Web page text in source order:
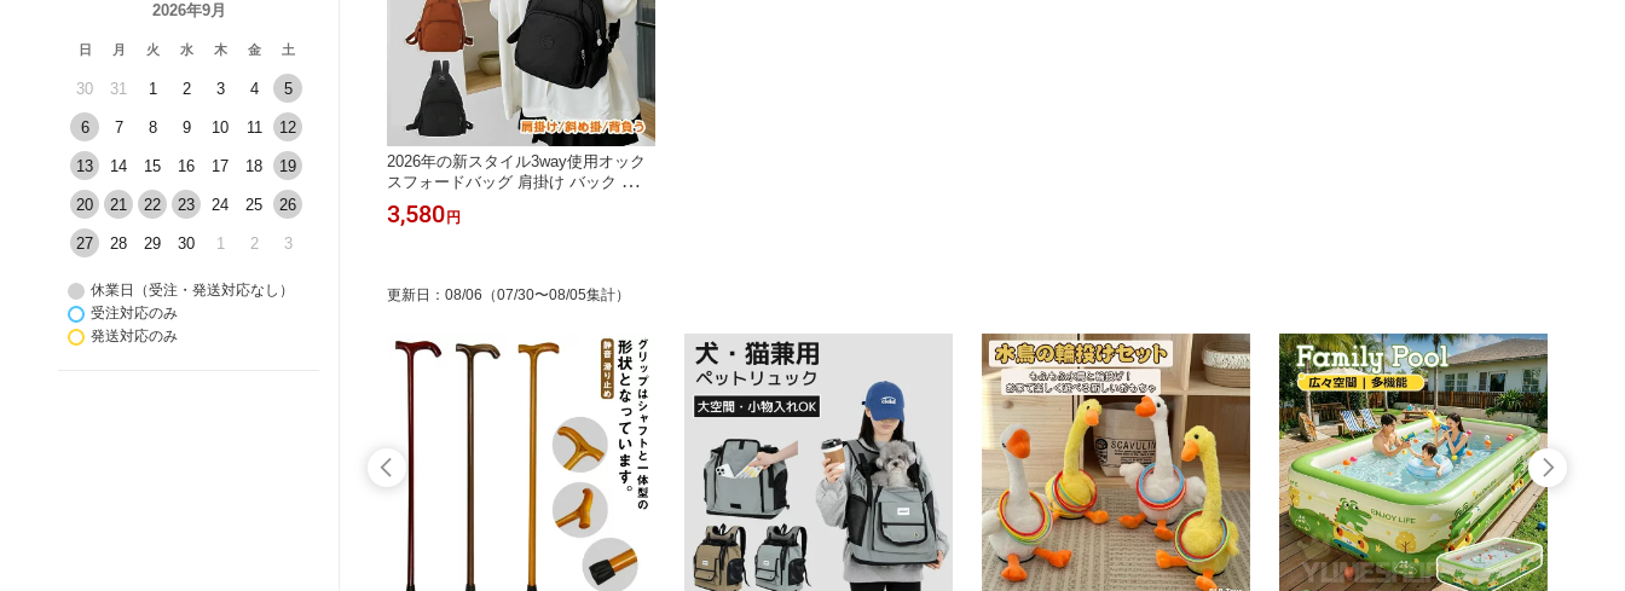
2026年9月
日 月 火 水 木 金 土
30 31 1 2 3 4 5
6 7 8 9 10 11 12
13 14 15 16 17 18 19
20 21 22 23 24 25 26
27 28 29 30 1 2 3
休業日（受注・発送対応なし）
受注対応のみ
発送対応のみ
2026年の新スタイル3way使用オック
スフォードバッグ 肩掛け バック 斜め
掛け ショルダー マルチスーツケース
背負う バッグ 大容量 オックスフォー
3,580 円
更新日 ： 08/06 （07/30〜08/05集計）